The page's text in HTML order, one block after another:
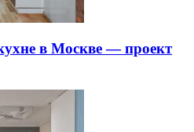
в Москве — проект